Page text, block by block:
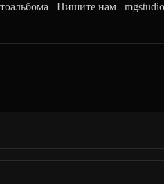
Пишите нам